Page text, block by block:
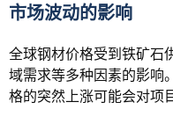
市场波动的影响
全球钢材价格受到铁矿石
域需求等多种因素的影响
格的突然上涨可能会对项